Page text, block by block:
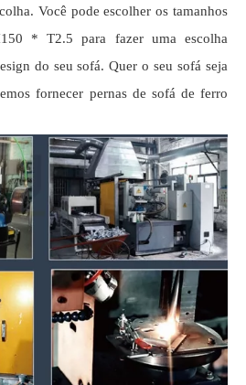
Você pode escolher os tamanhos
* T2.5 para fazer uma escolha
do seu sofá. Quer o seu sofá seja
fornecer pernas de sofá de ferro